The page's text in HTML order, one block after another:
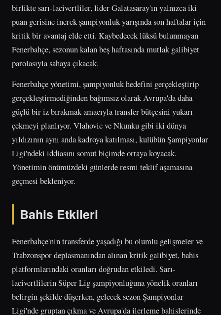
birlikte sarı-lacivertliler, lider Galatasaray'ın yalnızca iki
puan gerisine inerek şampiyonluk yarışında son haftalar için
kritik bir avantaj elde etti. Kaybedecek lüksü bulunmayan
Fenerbahçe, sezonun kalan beş haftasında mutlak galibiyet
parolasıyla sahaya çıkacak.
Fenerbahçe yönetimi, şampiyonluk hedefini gerçekleştirip
gerçekleştirmediğinden bağımsız olarak Avrupa'da daha
güçlü bir iz bırakmak amacıyla transfer bütçesini yukarı
çekmeyi planlıyor. Vlahovic ve Nkunku gibi iki dünya
yıldızının aynı anda kadroya katılması, kulübün Şampiyonlar
Ligi'ndeki iddiasını somut biçimde ortaya koyacak.
Yönetimin önümüzdeki günlerde resmi teklif aşamasına
geçmesi bekleniyor.
Bahis Etkileri
Fenerbahçe'nin transferde yaşadığı bu olumlu gelişmeler ve
Trabzonspor deplasmanından alınan kritik galibiyet, bahis
platformlarındaki oranları doğrudan etkiledi. Sarı-
lacivertlilerin Süper Lig şampiyonluğuna yönelik oranları
belirgin şekilde düşerken, gelecek sezon Şampiyonlar
Ligi'nde gruptan çıkma ve Avrupa'da ilerleme bahislerinde